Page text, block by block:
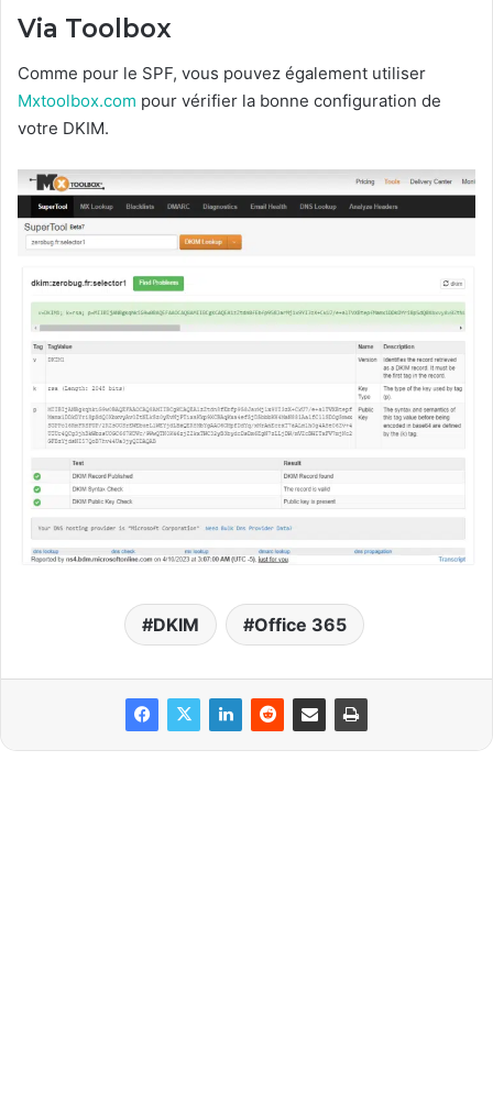
Via Toolbox
Comme pour le SPF, vous pouvez également utiliser
Mxtoolbox.com pour vérifier la bonne configuration de
votre DKIM.
DKIM Office 365